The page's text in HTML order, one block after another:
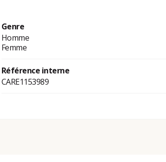
Genre
Homme
Femme
Référence interne
CARE1153989